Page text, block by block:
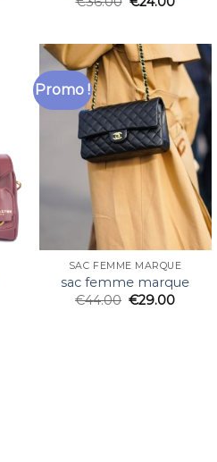
Promo !
SAC FEMME MARQUE
sac femme marque
€44.00 €29.00